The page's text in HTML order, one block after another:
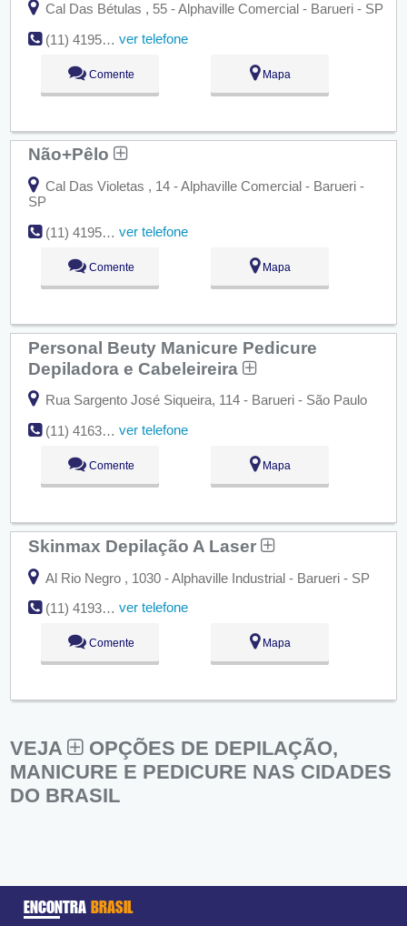
Cal Das Bétulas , 55 - Alphaville Comercial - Barueri - SP
(11) 4195-3149
ver telefone
Comente Mapa
Não+Pêlo
Cal Das Violetas , 14 - Alphaville Comercial - Barueri -
SP
(11) 4195-4649
ver telefone
Comente Mapa
Personal Beuty Manicure Pedicure
Depiladora e Cabeleireira
Rua Sargento José Siqueira, 114 - Barueri - São Paulo
(11) 4163-1310
ver telefone
Comente Mapa
Skinmax Depilação A Laser
Al Rio Negro , 1030 - Alphaville Industrial - Barueri - SP
(11) 4193-5811
ver telefone
Comente Mapa
VEJA
OPÇÕES DE DEPILAÇÃO,
MANICURE E PEDICURE NAS CIDADES
DO BRASIL
ENCONTRA BRASIL